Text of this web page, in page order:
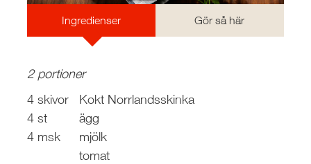
Ingredienser Gör så här
2 portioner
4 skivor
Kokt Norrlandsskinka
4 st
ägg
4 msk
mjölk
tomat